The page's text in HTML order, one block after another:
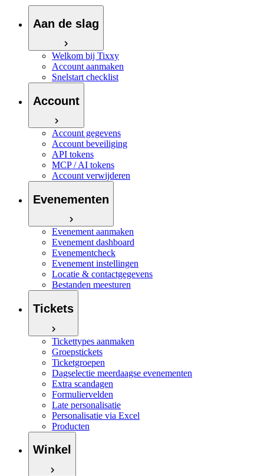
Aan de slag
Welkom bij Tixxy
Account aanmaken
Snelstart checklist
Account
Account gegevens
Account beveiliging
API tokens
MCP / AI tokens
Account verwijderen
Evenementen
Evenement aanmaken
Evenement dashboard
Evenementcheck
Evenement instellingen
Locatie & contactgegevens
Bestanden meesturen
Tickets
Tickettypes aanmaken
Groepstickets
Ticketgroepen
Dagselectie meerdaagse evenementen
Extra scandagen
Formuliervelden
Late personalisatie
Personalisatie via Excel
Producten
Winkel